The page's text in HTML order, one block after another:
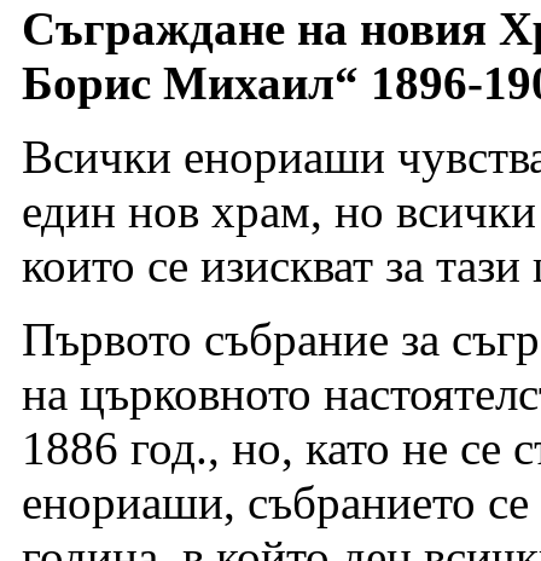
Съграждане на новия
Борис Михаил“ 1896-
Всички енориаши
един нов храм, но всички
които се изискват за
Първото събрание за
на църковното
1886 год., но, като не се
енориаши, събранието